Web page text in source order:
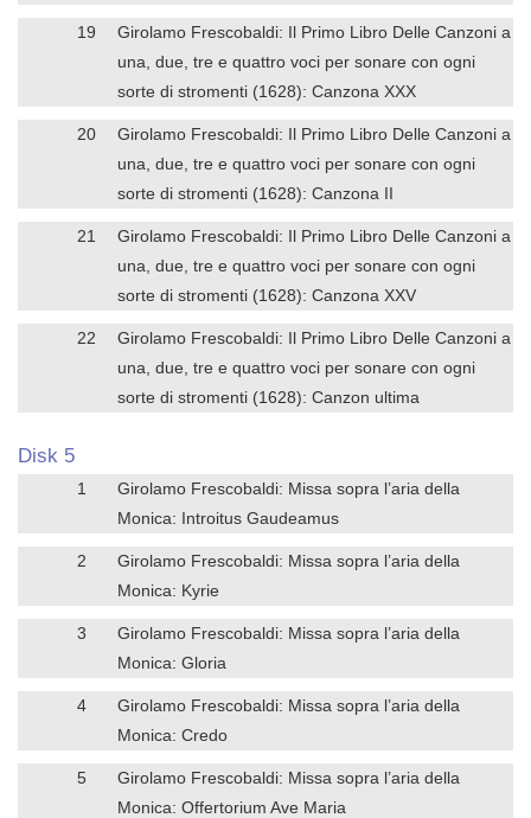
19
Girolamo Frescobaldi: Il Primo Libro Delle Canzoni a
una, due, tre e quattro voci per sonare con ogni
sorte di stromenti (1628): Canzona XXX
20
Girolamo Frescobaldi: Il Primo Libro Delle Canzoni a
una, due, tre e quattro voci per sonare con ogni
sorte di stromenti (1628): Canzona II
21
Girolamo Frescobaldi: Il Primo Libro Delle Canzoni a
una, due, tre e quattro voci per sonare con ogni
sorte di stromenti (1628): Canzona XXV
22
Girolamo Frescobaldi: Il Primo Libro Delle Canzoni a
una, due, tre e quattro voci per sonare con ogni
sorte di stromenti (1628): Canzon ultima
Disk 5
1
Girolamo Frescobaldi: Missa sopra l’aria della
Monica: Introitus Gaudeamus
2
Girolamo Frescobaldi: Missa sopra l’aria della
Monica: Kyrie
3
Girolamo Frescobaldi: Missa sopra l’aria della
Monica: Gloria
4
Girolamo Frescobaldi: Missa sopra l’aria della
Monica: Credo
5
Girolamo Frescobaldi: Missa sopra l’aria della
Monica: Offertorium Ave Maria